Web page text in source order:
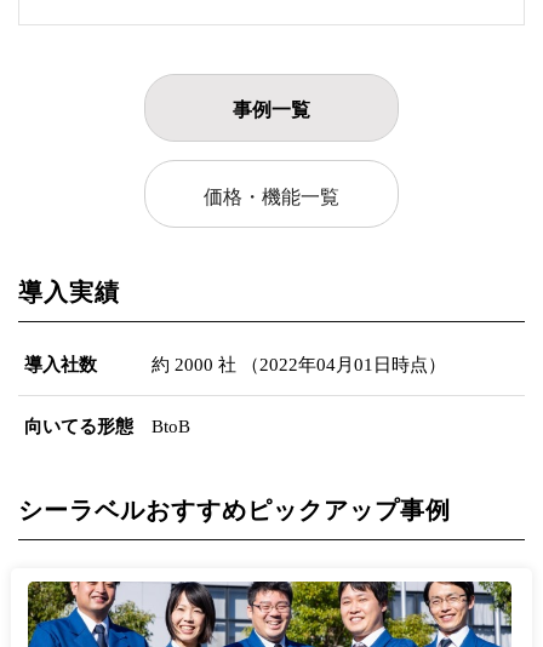
事例一覧
価格・機能一覧
導入実績
導入社数 約 2000 社 （2022年04月01日時点）
向いてる形態 BtoB
シーラベルおすすめピックアップ事例